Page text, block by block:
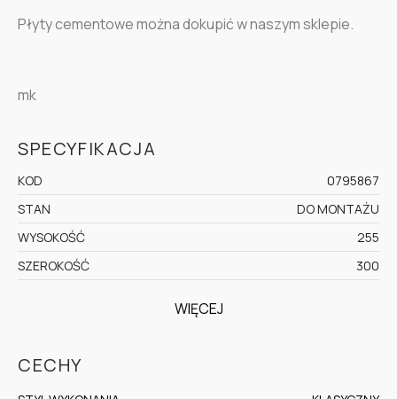
Płyty cementowe można dokupić w naszym sklepie.
mk
SPECYFIKACJA
KOD
0795867
STAN
DO MONTAŻU
WYSOKOŚĆ
255
SZEROKOŚĆ
300
WIĘCEJ
CECHY